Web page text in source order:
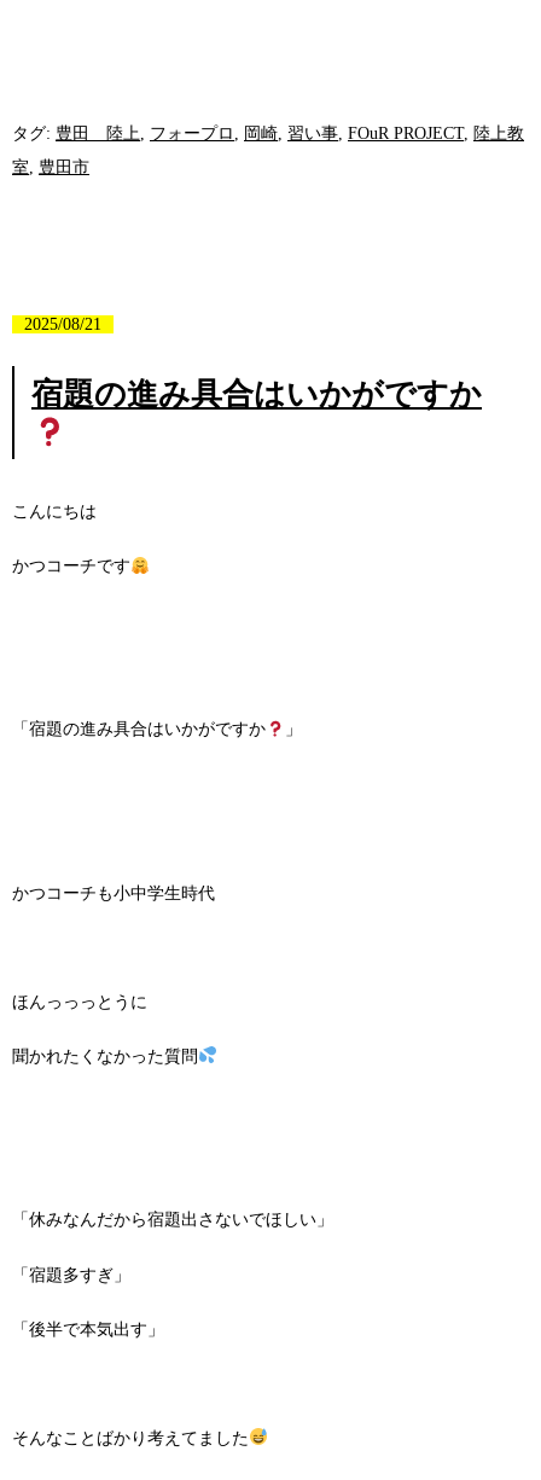
タグ: 豊田 陸上, フォープロ , 岡崎, 習い事, FOuR PROJECT, 陸上教
室, 豊田市
2025/08/21
宿題の進み具合はいかがですか
こんにちは
かつコーチです
「宿題の進み具合はいかがですか 」
かつコーチも小中学生時代
ほんっっっとうに
聞かれたくなかった質問
「休みなんだから宿題出さないでほしい」
「宿題多すぎ」
「後半で本気出す」
そんなことばかり考えてました